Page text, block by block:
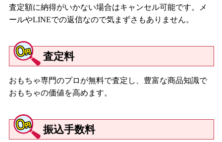
査定額に納得がいかない場合はキャンセル可能です。メ
ールやLINEでの返信なので気まずさもありません。
査定料
おもちゃ専門のプロが無料で査定し、豊富な商品知識で
おもちゃの価値を高めます。
振込手数料